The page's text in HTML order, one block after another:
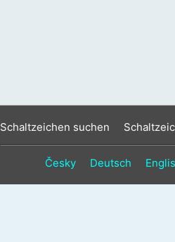
Schaltzeichen suchen
Česky Deutsch